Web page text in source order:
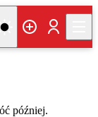
później.